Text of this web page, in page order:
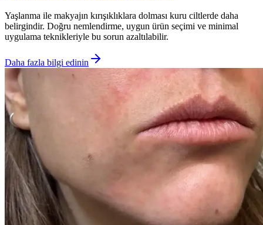
Yaşlanma ile makyajın kırışıklıklara dolması kuru ciltlerde daha
belirgindir. Doğru nemlendirme, uygun ürün seçimi ve minimal
uygulama teknikleriyle bu sorun azaltılabilir.
Daha fazla bilgi edinin